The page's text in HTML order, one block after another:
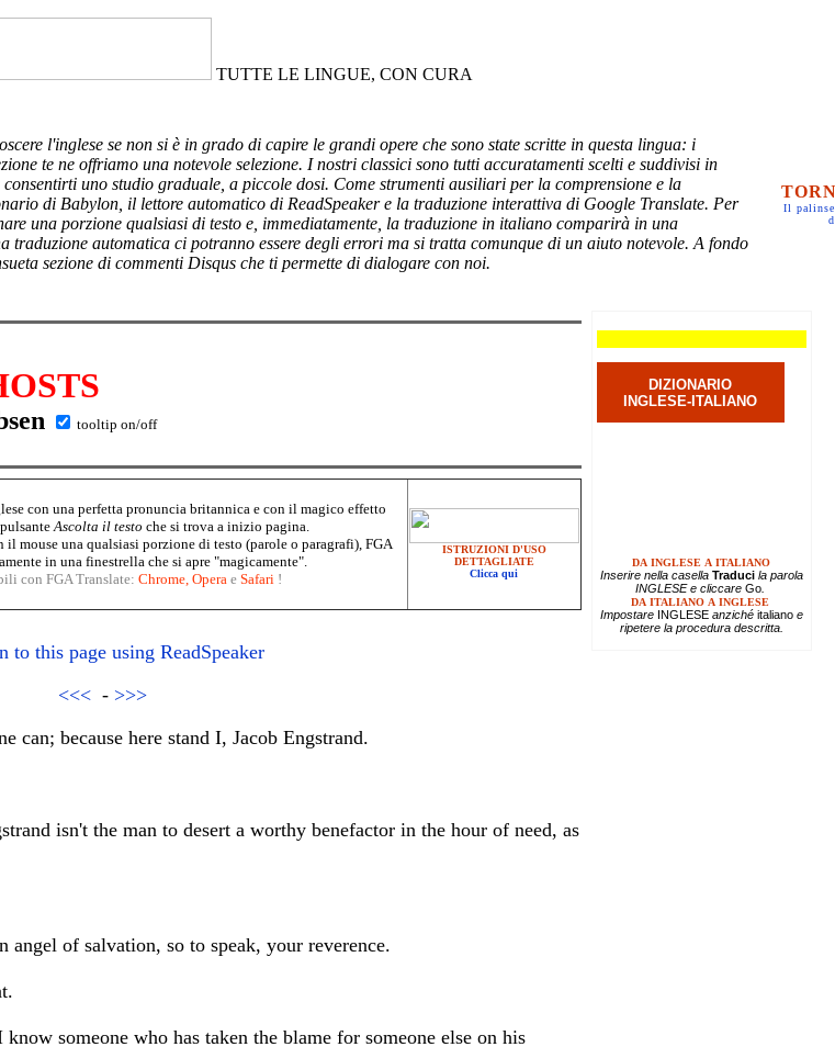
TUTTE LE LINGUE, CON CURA
l'inglese se non si è in grado di capire le grandi opere che sono state scritte in questa lingua: i
te ne offriamo una notevole selezione. I nostri classici sono tutti accuratamenti scelti e suddivisi in
uno studio graduale, a piccole dosi. Come strumenti ausiliari per la comprensione e la
di Babylon, il lettore automatico di ReadSpeaker e la traduzione interattiva di Google Translate. Per
una porzione qualsiasi di testo e, immediatamente, la traduzione in italiano comparirà in una
traduzione automatica ci potranno essere degli errori ma si tratta comunque di un aiuto notevole. A fondo
sezione di commenti Disqus che ti permette di dialogare con noi.
Il
tooltip on/off
con una perfetta pronuncia britannica e con il magico effetto
Ascolta il testo che si trova a inizio pagina.
il mouse una qualsiasi porzione di testo (parole o paragrafi), FGA
in una finestrella che si apre "magicamente".
con FGA Translate: Chrome, Operae Safari !
ISTRUZIONI D'USO
DETTAGLIATE
Clicca qui
<<< - >>>
can; because here stand I, Jacob Engstrand.
isn't the man to desert a worthy benefactor in the hour of need, as
angel of salvation, so to speak, your reverence.
someone who has taken the blame for someone else on his
DIZIONARIO
INGLESE-ITALIANO
DA INGLESE A ITALIANO
Inserire nella casella Traducila parola
INGLESE e cliccare Go.
DA ITALIANO A INGLESE
Impostare INGLESEanziché italianoe
ripetere la procedura descritta.